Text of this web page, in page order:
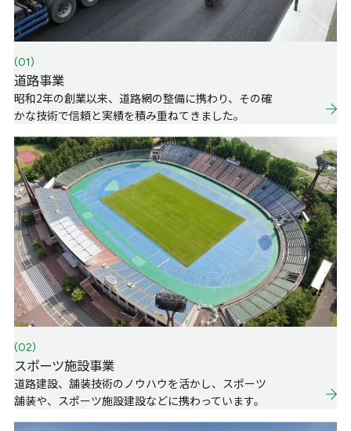
(01)
道路事業
昭和2年の創業以来、道路網の整備に携わり、その確
かな技術で信頼と実績を積み重ねてきました。
(02)
スポーツ施設事業
道路建設、舗装技術のノウハウを活かし、スポーツ
舗装や、スポーツ施設建設などに携わっています。